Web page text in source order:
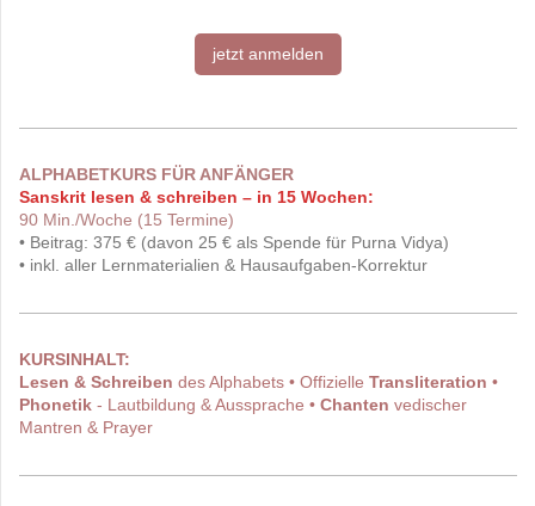
jetzt anmelden
ALPHABETKURS FÜR ANFÄNGER
Sanskrit lesen & schreiben – in 15 Wochen:
90 Min./Woche (15 Termine)
• Beitrag: 375 € (davon 25 € als Spende für Purna Vidya)
• inkl. aller Lernmaterialien & Hausaufgaben-Korrektur
KURSINHALT:
Lesen & Schreiben des Alphabets • Offizielle Transliteration •
Phonetik - Lautbildung & Aussprache • Chanten vedischer
Mantren & Prayer